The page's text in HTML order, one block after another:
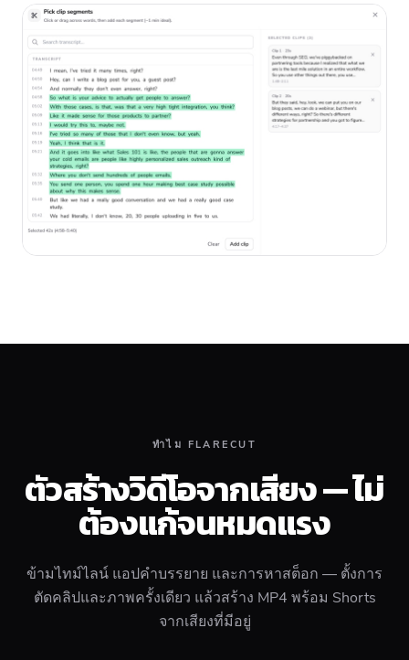
ทำไม FLARECUT
ตัวสร้างวิดีโอจากเสียง — ไม่
ต้องแก้จนหมดแรง
ข้ามไทม์ไลน์ แอปคำบรรยาย และการหาสต็อก — ตั้งการ
ตัดคลิปและภาพครั้งเดียว แล้วสร้าง MP4 พร้อม Shorts
จากเสียงที่มีอยู่